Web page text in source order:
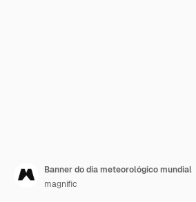
Banner do dia meteorológico mundial
magnific